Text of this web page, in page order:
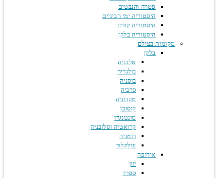
פטרה והנבטים
היסטוריה ימי הביניים
היסטוריה קווקז
היסטוריה בלקן
מקומות בעולם
בלקן
אלבניה
בולגריה
בוסניה
סרביה
מקדוניה
קוסובו
מונטנגרו
קרואטיה וסלובניה
רומניה
פולקלור
אירופה
ספרד